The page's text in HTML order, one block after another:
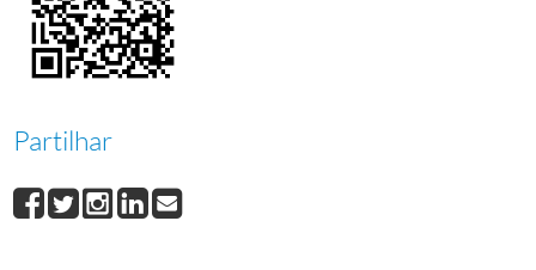
000100José Emilio Guimarães Estrela Loureiro
000101 Teresa Paula Dias Figueiras
000102Carlos Alberto Veiga Cabral
Partilhar